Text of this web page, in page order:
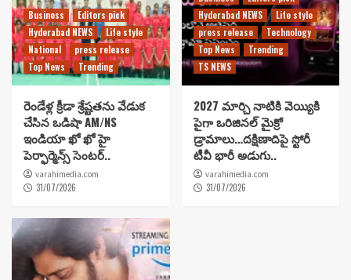
Business
Editors pick
Hyderabad NEWS
Life style
National
press release
Top News
Trending
రెండేళ్ల క్రీడా శ్రేష్టతను వేడుక
చేసిన ఒడిషా AM/NS
ఇండియా ఖో ఖో హై
పెర్ఫార్మెన్స్ సెంటర్..
varahimedia.com
31/07/2026
Hyderabad NEWS
Life style
press release
Technology
Top News
Trending
TS NEWS
2027 మార్చి నాటికి వెయ్యికి
పైగా ఒరిజినల్ మైక్రో
డ్రామాలు…దక్షిణాదిపై స్టోరీ
టీవీ భారీ అడుగు..
varahimedia.com
31/07/2026